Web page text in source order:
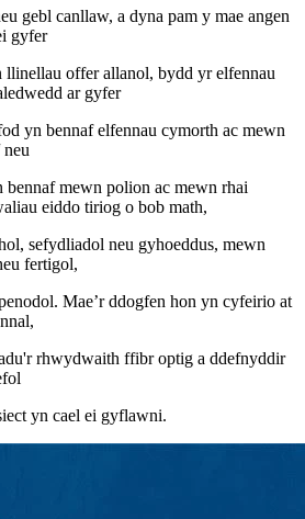
gebl canllaw, a dyna pam y mae angen
gyfer
llinellau offer allanol, bydd yr elfennau
ar gyfer
yn bennaf elfennau cymorth ac mewn
bennaf mewn polion ac mewn rhai
eiddo tiriog o bob math,
sefydliadol neu gyhoeddus, mewn
fertigol,
Mae’r ddogfen hon yn cyfeirio at
rhwydwaith ffibr optig a ddefnyddir
yn cael ei gyflawni.